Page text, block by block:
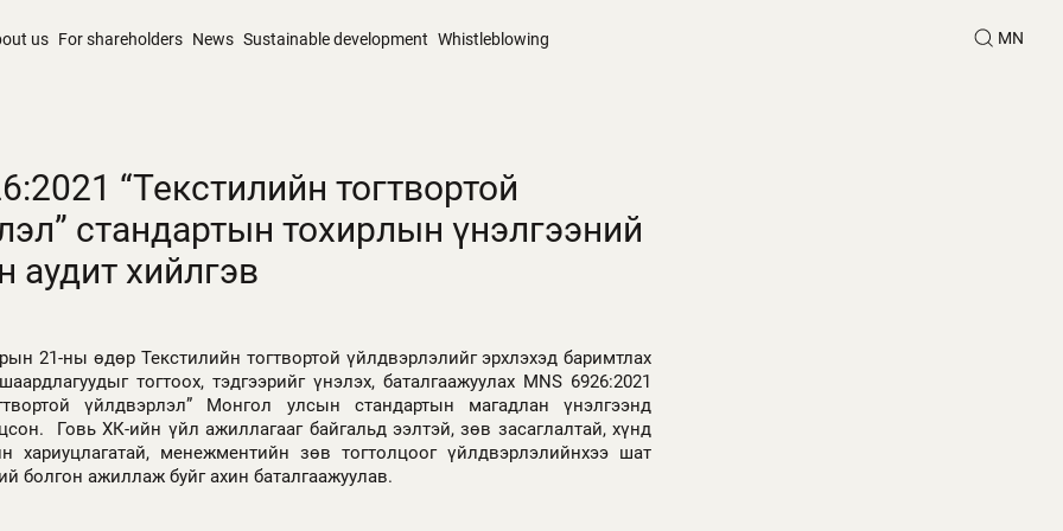
us For shareholders News Sustainable development Whistleblowing MN
“Текстилийн тогтвортой
стандартын тохирлын үнэлгээний
аудит хийлгэв
21-ны өдөр Текстилийн тогтвортой үйлдвэрлэлийг эрхлэхэд баримтлах
тогтоох, тэдгээрийг үнэлэх, баталгаажуулах MNS 6926:2021
үйлдвэрлэл” Монгол улсын стандартын магадлан үнэлгээнд
Говь ХК-ийн үйл ажиллагааг байгальд ээлтэй, зөв засаглалтай, хүнд
хариуцлагатай, менежментийн зөв тогтолцоог үйлдвэрлэлийнхээ шат
болгон ажиллаж буйг ахин баталгаажуулав.